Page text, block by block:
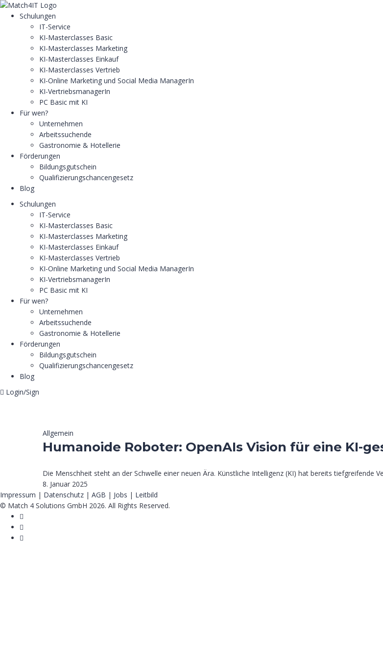
Schulungen
IT-Service
KI-Masterclasses Basic
KI-Masterclasses Marketing
KI-Masterclasses Einkauf
KI-Masterclasses Vertrieb
KI-Online Marketing und Social Media ManagerIn
KI-VertriebsmanagerIn
PC Basic mit KI
Für wen?
Unternehmen
Arbeitssuchende
Gastronomie & Hotellerie
Förderungen
Bildungsgutschein
Qualifizierungschancengesetz
Blog
Schulungen
IT-Service
KI-Masterclasses Basic
KI-Masterclasses Marketing
KI-Masterclasses Einkauf
KI-Masterclasses Vertrieb
KI-Online Marketing und Social Media ManagerIn
KI-VertriebsmanagerIn
PC Basic mit KI
Für wen?
Unternehmen
Arbeitssuchende
Gastronomie & Hotellerie
Förderungen
Bildungsgutschein
Qualifizierungschancengesetz
Blog
Login/Sign
Allgemein
Humanoide Roboter: OpenAIs Vision für eine KI-
Die Menschheit steht an der Schwelle einer neuen Ära. Künstliche Intelligenz (KI) hat bereits tiefgreifende
8. Januar 2025
Impressum | Datenschutz | AGB | Jobs | Leitbild
© Match 4 Solutions GmbH 2026. All Rights Reserved.